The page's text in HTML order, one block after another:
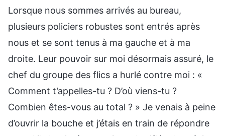
Lorsque nous sommes arrivés au bureau,
plusieurs policiers robustes sont entrés après
nous et se sont tenus à ma gauche et à ma
droite. Leur pouvoir sur moi désormais assuré, le
chef du groupe des flics a hurlé contre moi : «
Comment t’appelles-tu ? D’où viens-tu ?
Combien êtes-vous au total ? » Je venais à peine
d’ouvrir la bouche et j’étais en train de répondre